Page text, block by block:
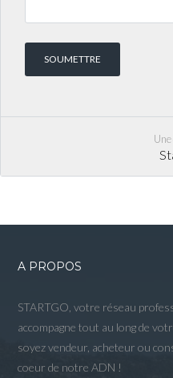
A PROPOS
STARTGO, votre réseau
accompagne tout au long de
soyez vendeur, acheteur ou
coeur de notre ADN !